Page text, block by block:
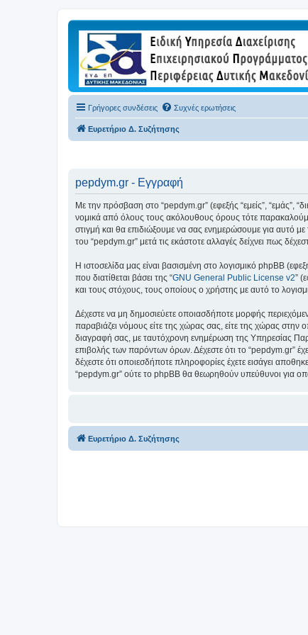
Γρήγορες συνδέσεις Συχνές ερωτήσεις
Ευρετήριο Δ. Συζήτησης
pepdym.gr - Εγγραφή
Με την πρόσβαση στο “pepdym.gr” (εφεξής “εμείς”, “εμάς”,
νομικά από όλους τους ακόλουθους όρους τότε
στιγμή και θα επιδιώξουμε να σας ενημερώσουμε για αυτό
του “pepdym.gr” μετά τις εκάστοτε αλλαγές δείχνει πως
Η ιστοσελίδα μας είναι βασισμένη στο λογισμικό phpBB
που διατίθεται βάσει της “GNU General Public License v2”
και τους στόχους, τους οποίους ο χρήστης με αυτό το
Δέχεστε να μη δημοσιεύετε οποιασδήποτε μορφής
παραβιάζει νόμους είτε της χώρας σας, είτε της χώρας στην
διαγραφή σας, με ταυτόχρονη ενημέρωση της Υπηρεσίας
επιβολής των παρόντων όρων. Δέχεστε ότι το “pepdym.gr”
δέχεστε ότι οποιεσδήποτε πληροφορίες έχετε εισάγει
“pepdym.gr” ούτε το phpBB θα θεωρηθούν υπεύθυνοι για
Ευρετήριο Δ. Συζήτησης